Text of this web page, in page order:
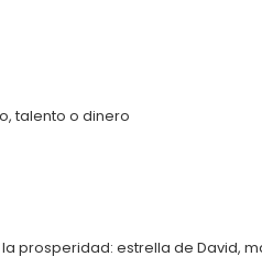
talento o dinero
prosperidad: estrella de David,